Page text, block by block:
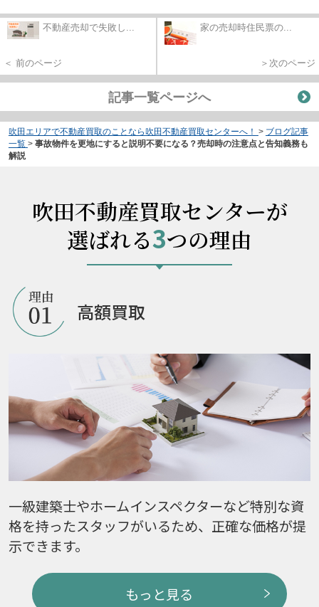
不動産売却で失敗し...
＜ 前のページ
家の売却時住民票の...
＞次のページ
記事一覧ページへ
吹田エリアで不動産買取のことなら吹田不動産買取センターへ！ > ブログ記事
一覧 > 事故物件を更地にすると説明不要になる？売却時の注意点と告知義務も
解説
吹田不動産買取センターが
選ばれる3つの理由
高額買取
一級建築士やホームインスペクターなど特別な資
格を持ったスタッフがいるため、正確な価格が提
示できます。
もっと見る